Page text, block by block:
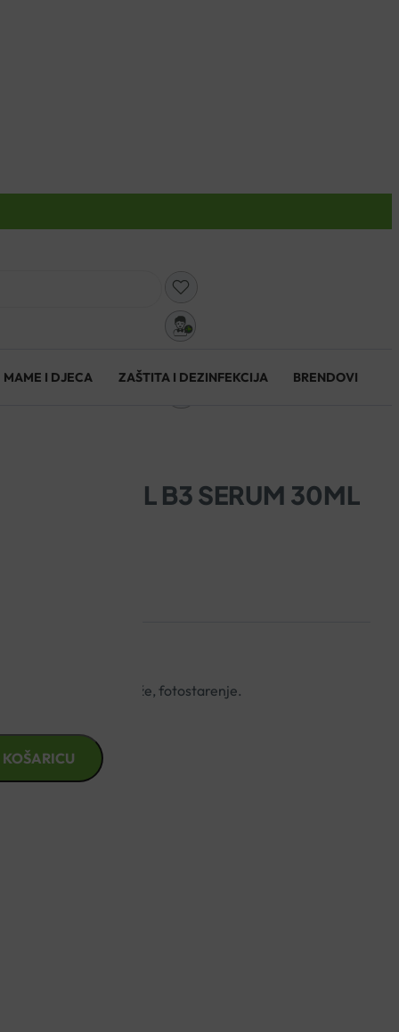
MAME I DJECA ZAŠTITA I DEZINFEKCIJA BRENDOVI
RETINOL B3 SERUM 30ML
neujednačen ten kože, fotostarenje.